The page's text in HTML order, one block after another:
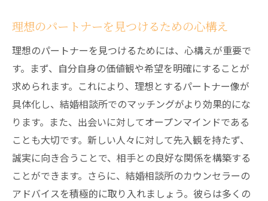
理想のパートナーを見つけるための心構え
理想のパートナーを見つけるためには、心構えが重要で
す。まず、自分自身の価値観や希望を明確にすることが
求められます。これにより、理想とするパートナー像が
具体化し、結婚相談所でのマッチングがより効果的にな
ります。また、出会いに対してオープンマインドである
ことも大切です。新しい人々に対して先入観を持たず、
誠実に向き合うことで、相手との良好な関係を構築する
ことができます。さらに、結婚相談所のカウンセラーの
アドバイスを積極的に取り入れましょう。彼らは多くの